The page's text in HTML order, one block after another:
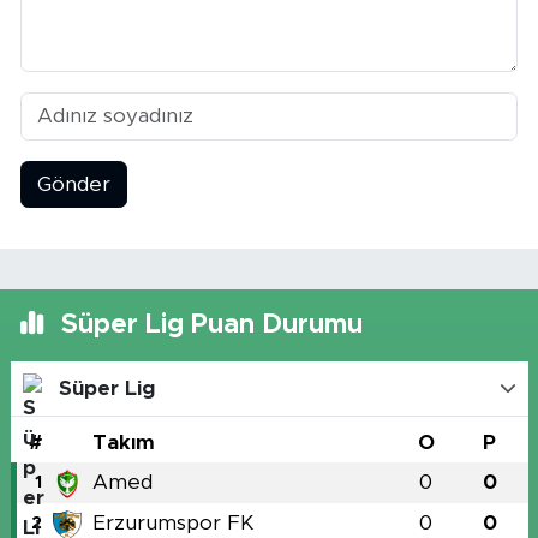
Gönder
Süper Lig Puan Durumu
Süper Lig
# Takım O P
1 Amed 0 0
2 Erzurumspor FK 0 0